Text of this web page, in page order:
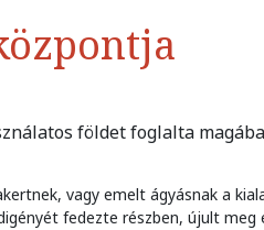
földet foglalta
vagy emelt ágyásnak a
fedezte részben, újult meg